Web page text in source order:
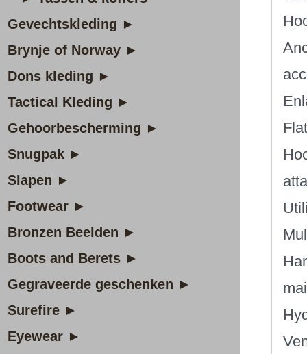
Gevechtskleding ►
Brynje of Norway ►
Dons kleding ►
Tactical Kleding ►
Gehoorbescherming ►
Snugpak ►
Slapen ►
Footwear ►
Bronzen Beelden ►
Boots and Berets ►
Gegraveerde geschenken ►
Surefire ►
Eyewear ►